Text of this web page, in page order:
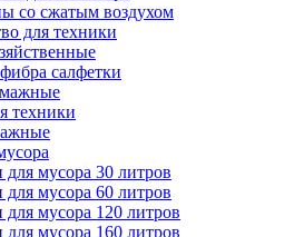
со сжатым воздухом
для техники
салфетки
техники
мусора 30 литров
мусора 60 литров
мусора 120 литров
мусора 160 литров